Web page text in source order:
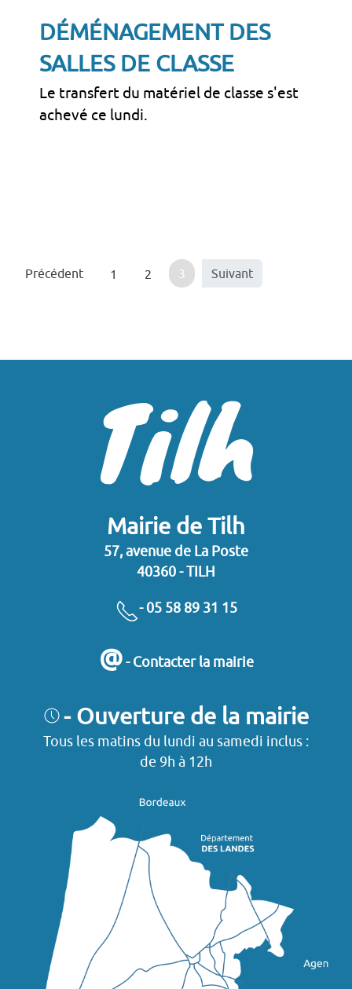
DÉMÉNAGEMENT DES
SALLES DE CLASSE
Le transfert du matériel de classe s'est
achevé ce lundi.
Précédent 1 2 3 Suivant
Mairie de Tilh
57, avenue de La Poste
40360 - TILH
- 05 58 89 31 15
@- Contacter la mairie
- Ouverture de la mairie
Tous les matins du lundi au samedi inclus :
de 9h à 12h